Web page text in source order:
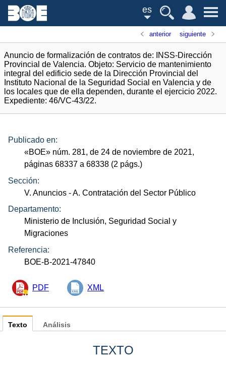
es
anterior siguiente
Anuncio de formalización de contratos de: INSS-Dirección
Provincial de Valencia. Objeto: Servicio de mantenimiento
integral del edificio sede de la Dirección Provincial del
Instituto Nacional de la Seguridad Social en Valencia y de
los locales que de ella dependen, durante el ejercicio 2022.
Expediente: 46/VC-43/22.
Publicado en:
«BOE» núm. 281, de 24 de noviembre de 2021,
páginas 68337 a 68338 (2 págs.)
Sección:
V. Anuncios - A. Contratación del Sector Público
Departamento:
Ministerio de Inclusión, Seguridad Social y
Migraciones
Referencia:
BOE-B-2021-47840
PDF XML
Texto
TEXTO
Análisis